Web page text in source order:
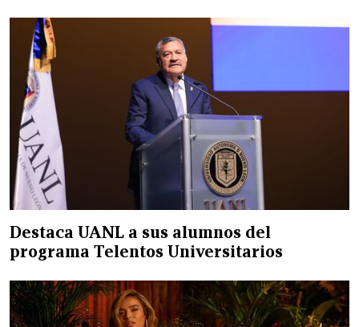
Destaca UANL a sus alumnos del
programa Telentos Universitarios